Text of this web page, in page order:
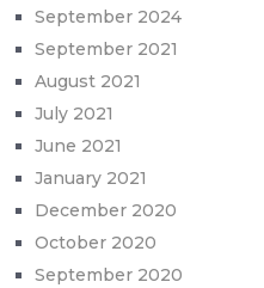
September 2024
September 2021
August 2021
July 2021
June 2021
January 2021
December 2020
October 2020
September 2020